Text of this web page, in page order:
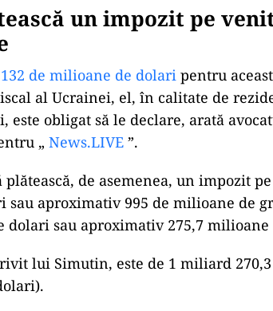
un impozit pe
132 de milioane de dolari pentru
al Ucrainei, el, în calitate de
obligat să le declare, arată
„ News.LIVE ”.
de asemenea, un impozit
sau aproximativ 995 de milioane de
dolari sau aproximativ 275,7 milioane
lui Simutin, este de 1 miliard